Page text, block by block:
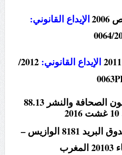
الإيداع القانوني:
0064/
الإيداع القانوني:
2012/
جريدة متلائمة مع قانون الصحافة والنشر 88.13
صندوق البريد 8181 الوازيس –